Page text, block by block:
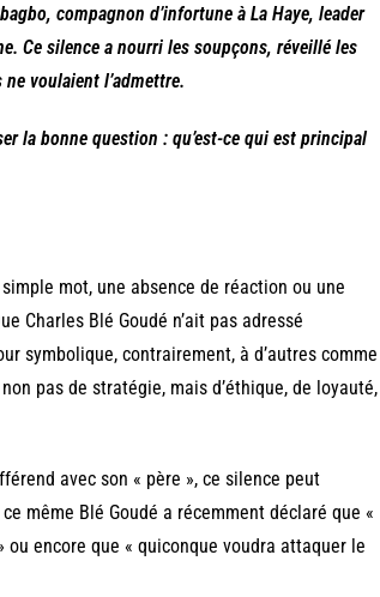
compagnon d’infortune à La Haye, leader
Ce silence a nourri les soupçons, réveillé les
voulaient l’admettre.
la bonne question : qu’est-ce qui est principal
mot, une absence de réaction ou une
Charles Blé Goudé n’ait pas adressé
symbolique, contrairement, à d’autres comme
pas de stratégie, mais d’éthique, de loyauté,
avec son « père », ce silence peut
même Blé Goudé a récemment déclaré que «
ou encore que « quiconque voudra attaquer le